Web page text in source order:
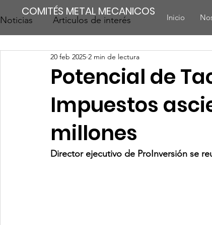
COMITÉS METAL MECANICOS Inicio
Noticias Articulos de interés
Potencial de
Impuestos
millones
20 feb 2025 2 min de lectura
Director ejecutivo de ProInversión se